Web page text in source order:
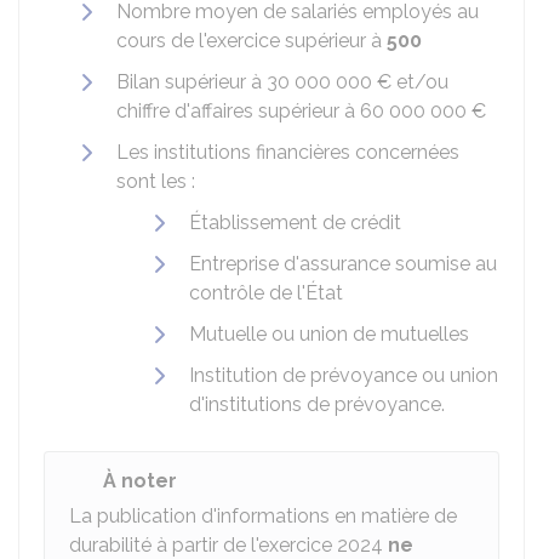
Nombre moyen de salariés employés au
cours de l'exercice supérieur à 500
Bilan supérieur à 30 000 000 € et/ou
chiffre d'affaires supérieur à 60 000 000 €
Les institutions financières concernées
sont les :
Établissement de crédit
Entreprise d'assurance soumise au
contrôle de l'État
Mutuelle ou union de mutuelles
Institution de prévoyance ou union
d'institutions de prévoyance.
À noter
La publication d'informations en matière de
durabilité à partir de l'exercice 2024 ne